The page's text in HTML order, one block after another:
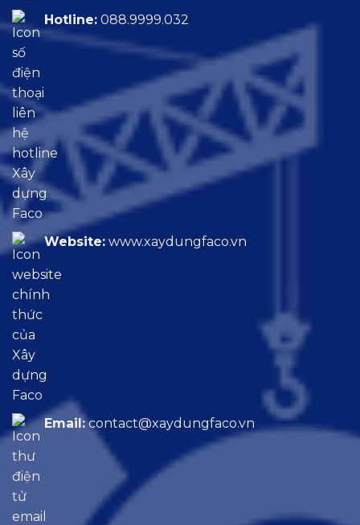
Hotline: 088.9999.032
Website: www.xaydungfaco.vn
Email: contact@xaydungfaco.vn